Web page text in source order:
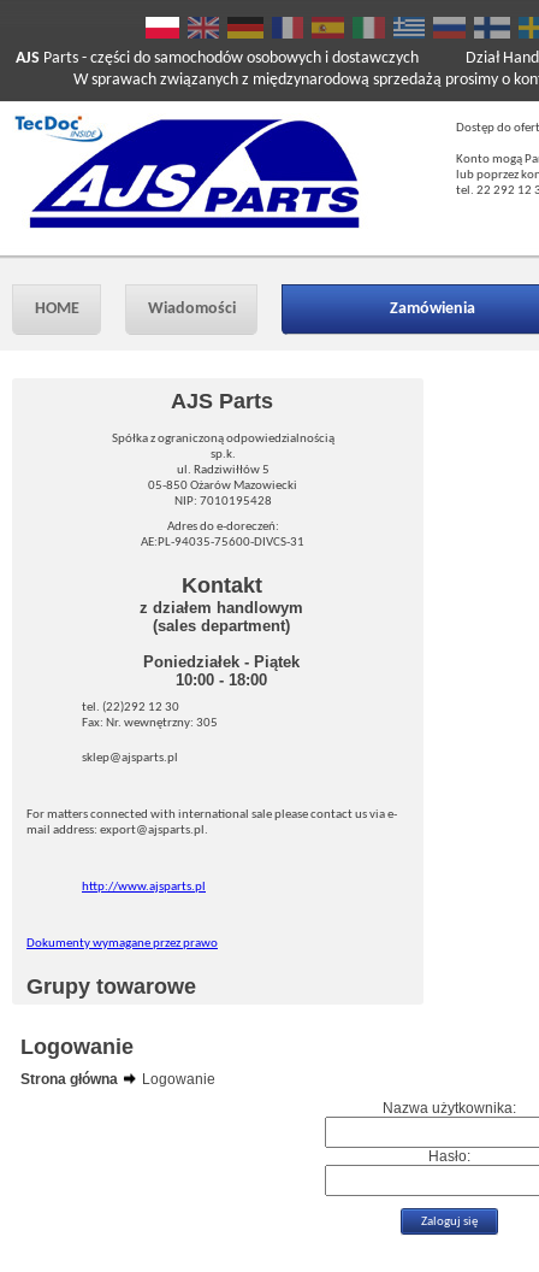
AJS Parts - części do samochodów osobowych i dostawczych
W sprawach związanych z międzynarodową sprzedażą prosimy o
Dział
Dostęp do
Konto mogą
lub poprzez
tel. 22 292 12
HOME Wiadomości Zamówienia
AJS Parts
Spółka z ograniczoną odpowiedzialnością
sp.k.
ul. Radziwiłłów 5
05-850 Ożarów Mazowiecki
NIP: 7010195428
Adres do e-doreczeń:
AE:PL-94035-75600-DIVCS-31
Kontakt
z działem handlowym
(sales department)
Poniedziałek - Piątek
10:00 - 18:00
tel. (22)292 12 30
Fax: Nr. wewnętrzny: 305
sklep@ajsparts.pl
For matters connected with international sale please contact us via e-
mail address: export@ajsparts.pl.
http://www.ajsparts.pl
Dokumenty wymagane przez prawo
Grupy towarowe
Logowanie
Strona główna
Logowanie
Nazwa użytkownika:
Hasło: